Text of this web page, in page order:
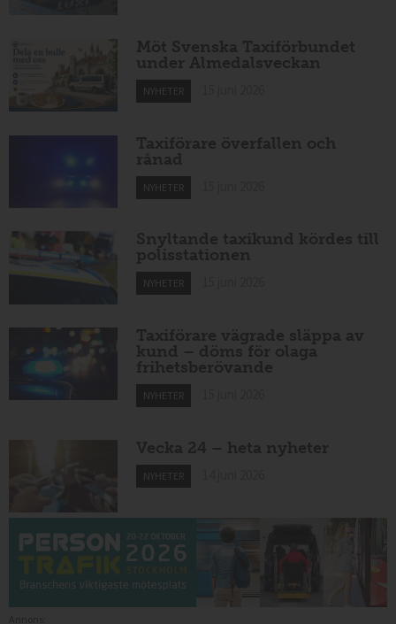
Möt Svenska Taxiförbundet
under Almedalsveckan
NYHETER
Taxiförare överfallen och
rånad
NYHETER
Snyltande taxikund kördes till
polisstationen
NYHETER
Taxiförare vägrade släppa av
kund – döms för olaga
frihetsberövande
NYHETER
Vecka 24 – heta nyheter
NYHETER